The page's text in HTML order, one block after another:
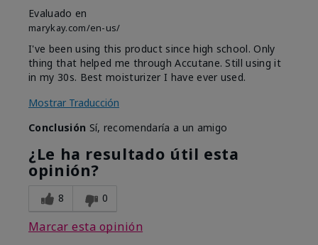
Evaluado en
marykay.com/en-us/
I've been using this product since high school. Only
thing that helped me through Accutane. Still using it
in my 30s. Best moisturizer I have ever used.
Mostrar Traducción
Conclusión Sí, recomendaría a un amigo
¿Le ha resultado útil esta
opinión?
8 0
Marcar esta opinión